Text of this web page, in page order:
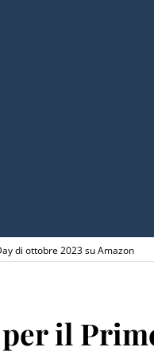
di ottobre 2023 su Amazon
il